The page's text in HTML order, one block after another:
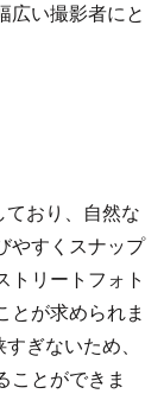
広い撮影者にと
ており、自然な
やすくスナップ
トリートフォト
とが求められま
ぎないため、
ことができま